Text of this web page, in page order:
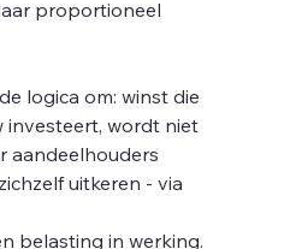
proportioneel
logica om: winst die
investeert, wordt niet
aandeelhouders
uitkeren - via
belasting in werking.